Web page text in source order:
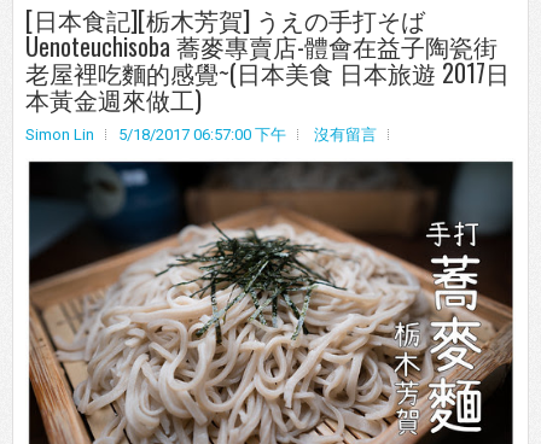
[日本食記][栃木芳賀] うえの手打そば
Uenoteuchisoba 蕎麥專賣店-體會在益子陶瓷街
老屋裡吃麵的感覺~(日本美食 日本旅遊 2017日
本黃金週來做工)
Simon Lin 5/18/2017 06:57:00 下午 沒有留言